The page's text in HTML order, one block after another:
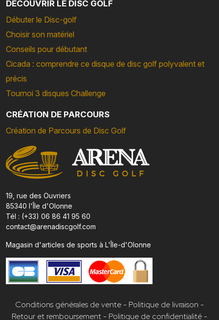
DÉCOUVRIR LE DISC GOLF
Débuter le Disc-golf
Choisir son matériel
Conseils pour débutant
Cicada : comprendre ce disque de disc golf polyvalent et
précis
Tournoi 3 disques Challenge
CRÉATION DE PARCOURS
Création de Parcours de Disc Golf
19, rue des Ouvriers
85340 l'Île d'Olonne
Tél : (+33) 06 86 41 95 60
contact@arenadiscgolf.com
Magasin d'articles de sports à L'Île-d'Olonne
Conditions générales de vente- Politique de livraison -
Retour et remboursement- Politique de confidentialité-